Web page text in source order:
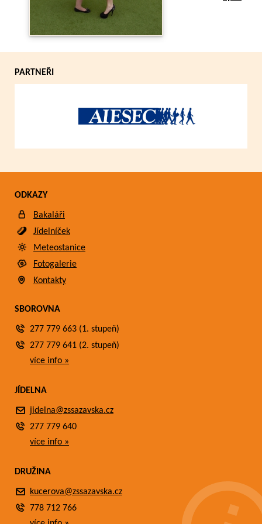
PARTNEŘI
ODKAZY
Bakaláři
Jídelníček
Meteostanice
Fotogalerie
Kontakty
SBOROVNA
277 779 663 (1. stupeň)
277 779 641 (2. stupeň)
více info »
JÍDELNA
jidelna@zssazavska.cz
277 779 640
více info »
DRUŽINA
kucerova@zssazavska.cz
778 712 766